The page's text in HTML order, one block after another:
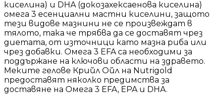
киселина) и DHA (докозахексаенова киселина)
омега 3 есенциални мастни киселини, защото
тези видове мазнини не се произвеждат в
тялото, така че трябва да се доставят чрез
диетата, от източници като мазна риба или
чрез добавки. Омега 3 EFA са необходими за
поддържане на ключови области на здравето.
Меките гелове Крийл Ойл на Nutrigold
предоставят няколко предимства за
доставяне на Омега 3 EFA, EPA и DHA.